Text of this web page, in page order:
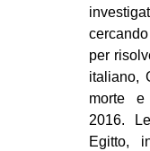
per
italiano,
morte
2016.
Egitto,